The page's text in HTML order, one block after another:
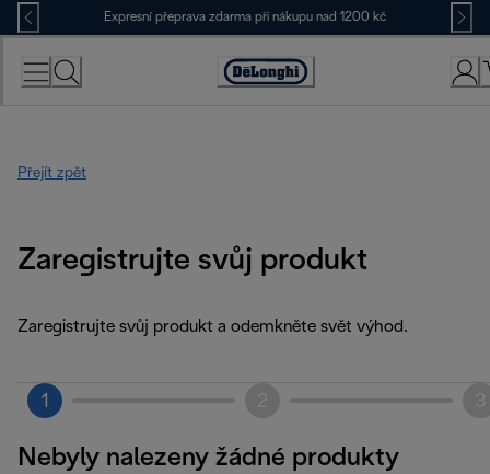
Skip
to
Content
Expresní přeprava zdarma při nákupu nad 1200 kč
Accessibility
Přejít zpět
Zaregistrujte svůj produkt
Zaregistrujte svůj produkt a odemkněte svět výhod.
1
Nebyly nalezeny žádné produkty